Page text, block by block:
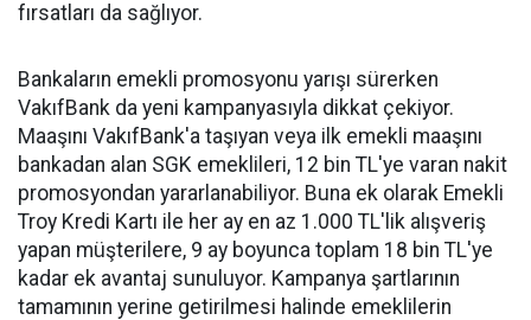
fırsatları da sağlıyor.
Bankaların emekli promosyonu yarışı sürerken
VakıfBank da yeni kampanyasıyla dikkat çekiyor.
Maaşını VakıfBank'a taşıyan veya ilk emekli maaşını
bankadan alan SGK emeklileri, 12 bin TL'ye varan nakit
promosyondan yararlanabiliyor. Buna ek olarak Emekli
Troy Kredi Kartı ile her ay en az 1.000 TL'lik alışveriş
yapan müşterilere, 9 ay boyunca toplam 18 bin TL'ye
kadar ek avantaj sunuluyor. Kampanya şartlarının
tamamının yerine getirilmesi halinde emeklilerin